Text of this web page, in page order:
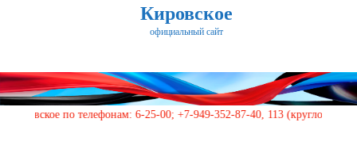
Кировское
официальный сайт
for:
телефонам: 6-25-00; +7-949-352-87-40, 113 (круглосуточно)